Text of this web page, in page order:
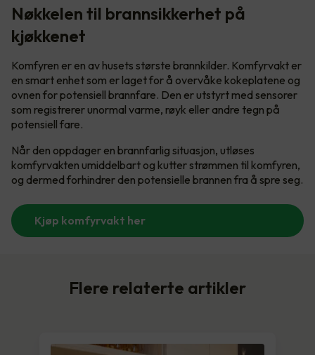
Nøkkelen til brannsikkerhet på
kjøkkenet
Komfyren er en av husets største brannkilder. Komfyrvakt er
en smart enhet som er laget for å overvåke kokeplatene og
ovnen for potensiell brannfare. Den er utstyrt med sensorer
som registrerer unormal varme, røyk eller andre tegn på
potensiell fare.
Når den oppdager en brannfarlig situasjon, utløses
komfyrvakten umiddelbart og kutter strømmen til komfyren,
og dermed forhindrer den potensielle brannen fra å spre seg.
Kjøp komfyrvakt her
Flere relaterte artikler